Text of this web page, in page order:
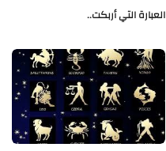
العبارة التي أربكت..